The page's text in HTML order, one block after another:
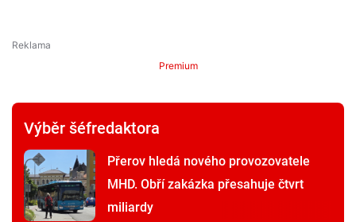
Premium
Výběr šéfredaktora
Přerov hledá nového provozovatele
MHD. Obří zakázka přesahuje čtvrt
miliardy